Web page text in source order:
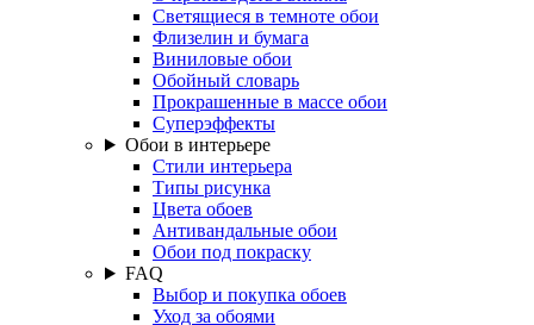
Светящиеся в темноте обои
Флизелин и бумага
Виниловые обои
Обойный словарь
Прокрашенные в массе обои
Суперэффекты
Обои в интерьере
Стили интерьера
Типы рисунка
Цвета обоев
Антивандальные обои
Обои под покраску
FAQ
Выбор и покупка обоев
Уход за обоями